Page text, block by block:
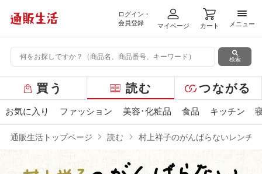
ログイン・
会員登録
マイページ カート
メニ
メニュー
検索
ー
バ
買う 読む つながる
お気に入り ファッション 美容･化粧品 食品 キッチン
通販生活トップページ 読む 村上祥子のがんばらないレンチ